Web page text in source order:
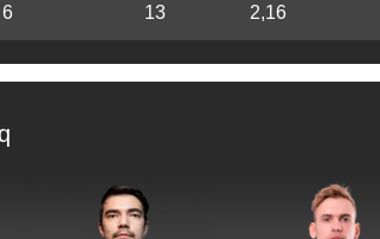
6 13 2,16